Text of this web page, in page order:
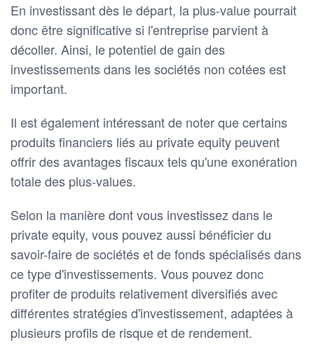
En investissant dès le départ, la plus-value pourrait
donc être significative si l'entreprise parvient à
décoller. Ainsi, le potentiel de gain des
investissements dans les sociétés non cotées est
important.
Il est également intéressant de noter que certains
produits financiers liés au private equity peuvent
offrir des avantages fiscaux tels qu'une exonération
totale des plus-values.
Selon la manière dont vous investissez dans le
private equity, vous pouvez aussi bénéficier du
savoir-faire de sociétés et de fonds spécialisés dans
ce type d'investissements. Vous pouvez donc
profiter de produits relativement diversifiés avec
différentes stratégies d'investissement, adaptées à
plusieurs profils de risque et de rendement.